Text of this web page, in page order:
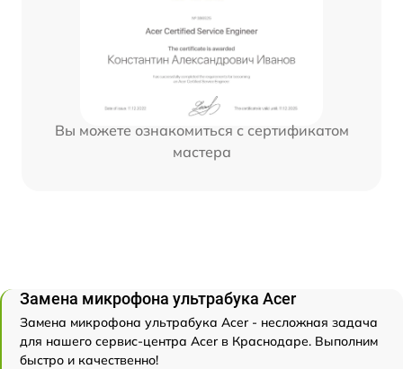
Вы можете ознакомиться с сертификатом
мастера
Замена микрофона ультрабука Acer
Замена микрофона ультрабука Acer - несложная задача
для нашего сервис-центра Acer в Краснодаре. Выполним
быстро и качественно!